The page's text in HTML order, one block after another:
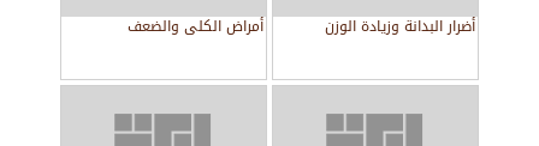
أضرار البدانة وزيادة الوزن أمراض الكلى والضعف